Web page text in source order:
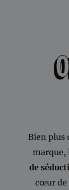
Bien plus
marque,
de
cœur de